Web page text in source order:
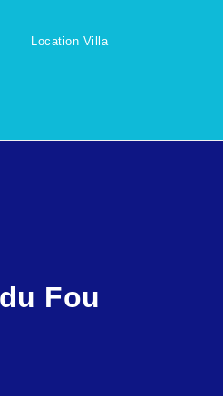
Location Villa
Fou